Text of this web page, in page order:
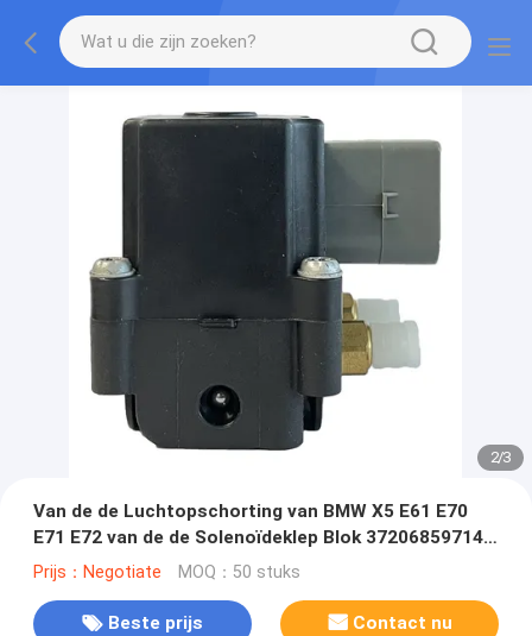
2/3
Van de de Luchtopschorting van BMW X5 E61 E70
E71 E72 van de de Solenoïdeklep Blok 37206859714
37106789937 37206789937
Prijs：Negotiate MOQ：50 stuks
Beste prijs Contact nu